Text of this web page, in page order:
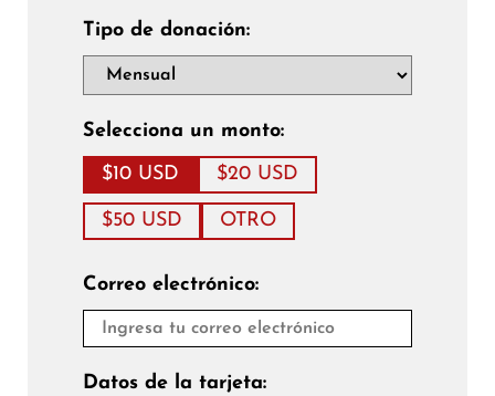
Tipo de donación:
Selecciona un monto:
$10 USD $20 USD
$50 USD OTRO
Correo electrónico:
Datos de la tarjeta: